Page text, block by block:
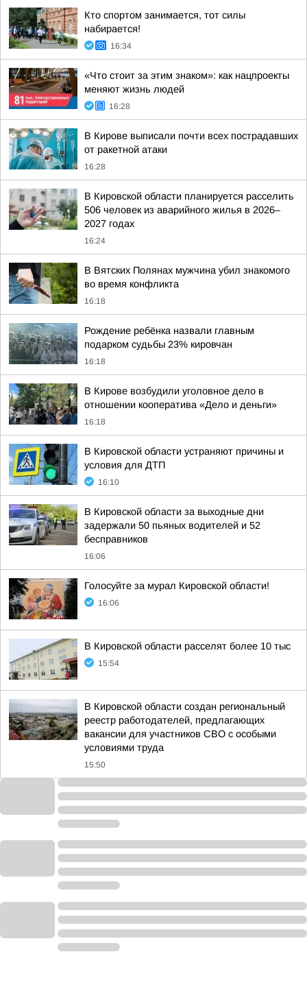
Кто спортом занимается, тот силы
набирается!
16:34
«Что стоит за этим знаком»: как нацпроекты
меняют жизнь людей
16:28
В Кирове выписали почти всех пострадавших
от ракетной атаки
16:28
В Кировской области планируется расселить
506 человек из аварийного жилья в 2026–
2027 годах
16:24
В Вятских Полянах мужчина убил знакомого
во время конфликта
16:18
Рождение ребёнка назвали главным
подарком судьбы 23% кировчан
16:18
В Кирове возбудили уголовное дело в
отношении кооператива «Дело и деньги»
16:18
В Кировской области устраняют причины и
условия для ДТП
16:10
В Кировской области за выходные дни
задержали 50 пьяных водителей и 52
бесправников
16:06
Голосуйте за мурал Кировской области!
16:06
В Кировской области расселят более 10 тыс
15:54
В Кировской области создан региональный
реестр работодателей, предлагающих
вакансии для участников СВО с особыми
условиями труда
15:50